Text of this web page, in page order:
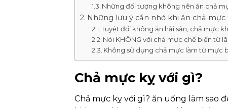
Những đối tượng không nên ăn chả
Những lưu ý cần nhớ khi ăn chả mực
Tuyệt đối không ăn hải sản, chả mực
Nói KHÔNG với chả mực chế biến từ
Không sử dụng chả mực làm từ mực
Chả mực kỵ với gì?
Chả mực kỵ với gì? ăn uống làm sao